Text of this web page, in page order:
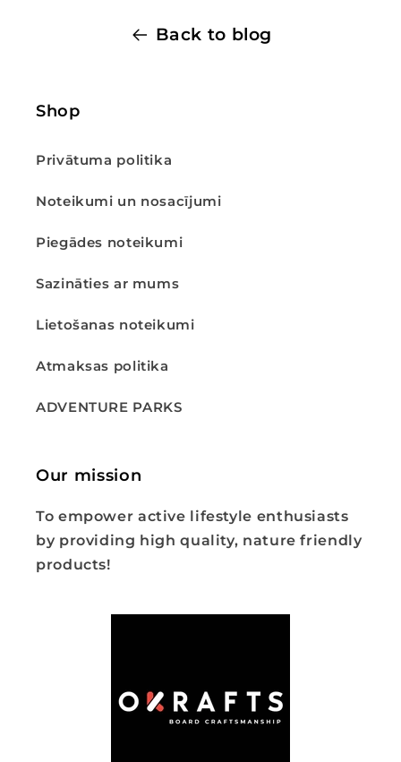
Back to blog
Shop
Privātuma politika
Noteikumi un nosacījumi
Piegādes noteikumi
Sazināties ar mums
Lietošanas noteikumi
Atmaksas politika
ADVENTURE PARKS
Our mission
To empower active lifestyle enthusiasts
by providing high quality, nature friendly
products!